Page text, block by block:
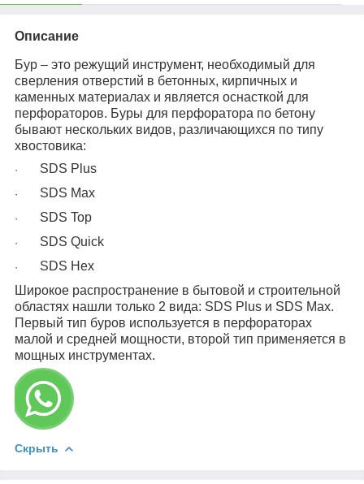
Описание
Бур – это режущий инструмент, необходимый для
сверления отверстий в бетонных, кирпичных и
каменных материалах и является оснасткой для
перфораторов. Буры для перфоратора по бетону
бывают нескольких видов, различающихся по типу
хвостовика:
· SDS Plus
· SDS Max
· SDS Top
· SDS Quick
·
SDS Hex
Широкое распространение в бытовой и строительной
областях нашли только 2 вида: SDS Plus и SDS Max.
Первый тип буров используется в перфораторах
малой и средней мощности, второй тип применяется в
мощных инструментах.
Скрыть